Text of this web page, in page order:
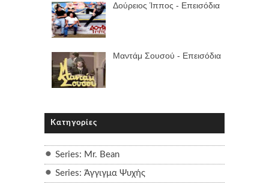
Δούρειος Ίππος - Επεισόδια
Μαντάμ Σουσού - Επεισόδια
Κατηγορίες
Series: Mr. Bean
Series: Άγγιγμα Ψυχής